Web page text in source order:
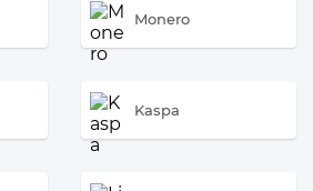
Monero
Kaspa